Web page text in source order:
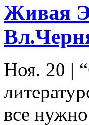
Живая
Ноя. 20 |
все